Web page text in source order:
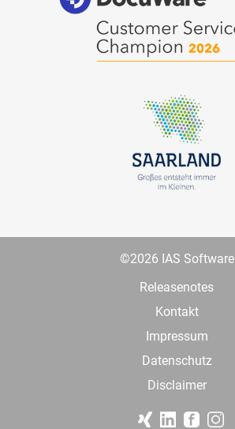
©2026 IAS Software
Releasenotes
Kontakt
Impressum
Datenschutz
Disclaimer